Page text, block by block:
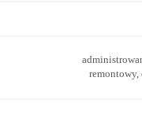
remontowy,